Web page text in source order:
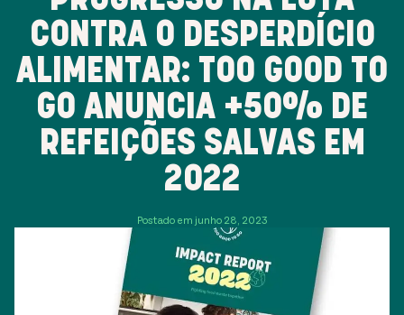
CONTRA O DESPERDÍCIO
ALIMENTAR: TOO GOOD TO
GO ANUNCIA +50% DE
REFEIÇÕES SALVAS EM
2022
Postado em junho 28, 2023